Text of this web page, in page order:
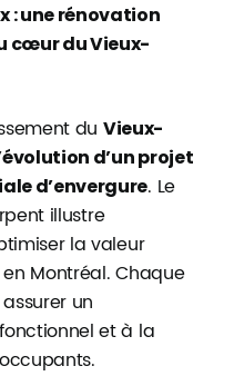
: une rénovation
cœur du Vieux-
du Vieux-
d’un projet
d’envergure. Le
illustre
la valeur
Montréal. Chaque
un
et à la